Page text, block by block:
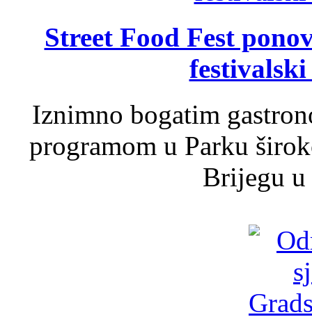
Street Food Fest
Iznimno bogatim
programom u Parku
Brijegu u